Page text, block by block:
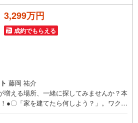
3,299万円
成約でもらえる
藤岡 祐介
増える場所、一緒に探してみませんか？本
●〇「家を建てたら何しよう？」。ワクワ